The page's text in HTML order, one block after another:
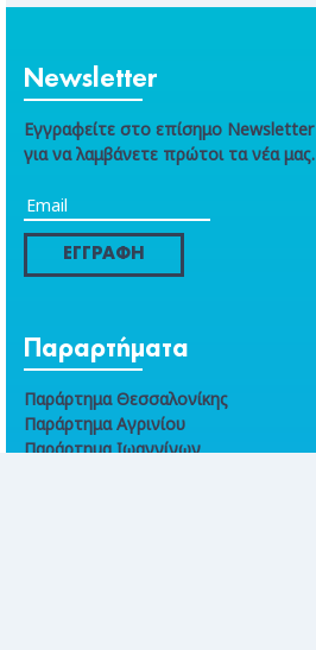
Newsletter
Εγγραφείτε στο επίσημο Newsletter
για να λαμβάνετε πρώτοι τα νέα μας.
ΕΓΓΡΑΦΗ
Παραρτήματα
Παράρτημα Θεσσαλονίκης
Παράρτημα Αγρινίου
Παράρτημα Ιωαννίνων